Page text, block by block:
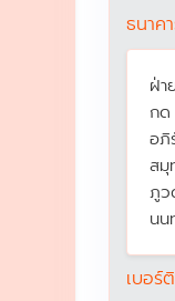
ธนาค
ฝ่า
กด
อภิ
สมุ
ภูว
นน
เบอร์